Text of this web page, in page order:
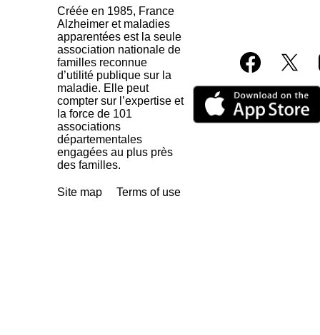
Créée en 1985, France
Alzheimer et maladies
apparentées est la seule
association nationale de
familles reconnue
d’utilité publique sur la
maladie. Elle peut
compter sur l’expertise et
la force de 101
associations
départementales
engagées au plus près
des familles.
Site map Terms of use